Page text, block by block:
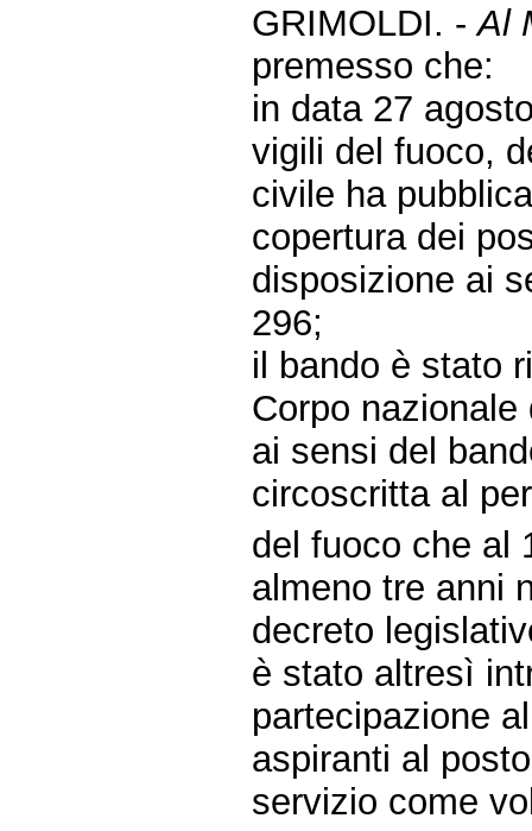
GRIMOLDI. -Al
premesso che:
in data 27
vigili del fuoco,
civile ha
copertura dei
disposizione ai
296;
il bando è stato
Corpo
ai sensi del
circoscritta al
del fuoco che al
almeno tre anni
decreto
è stato altresì
partecipazione
aspiranti al
servizio come